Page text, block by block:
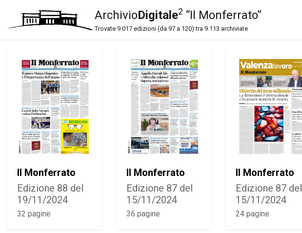
ArchivioDigitale2 “Il Monferrato”
Trovate 9.017 edizioni (da 97 a 120) tra 9.113 archiviate
Il Monferrato
Edizione 88 del
19/11/2024
32 pagine
Il Monferrato
Edizione 87 del
15/11/2024
36 pagine
Il Monferrato
Edizione 87 del
15/11/2024
24 pagine